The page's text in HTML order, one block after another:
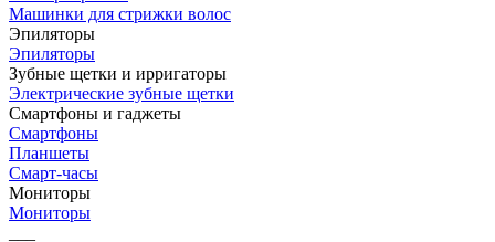
Машинки для стрижки волос
Эпиляторы
Эпиляторы
Зубные щетки и ирригаторы
Электрические зубные щетки
Смартфоны и гаджеты
Смартфоны
Планшеты
Смарт-часы
Мониторы
Мониторы